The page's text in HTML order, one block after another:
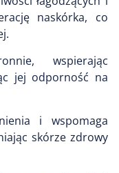
naskórka, co
wspierając
jej odporność na
i wspomaga
skórze zdrowy